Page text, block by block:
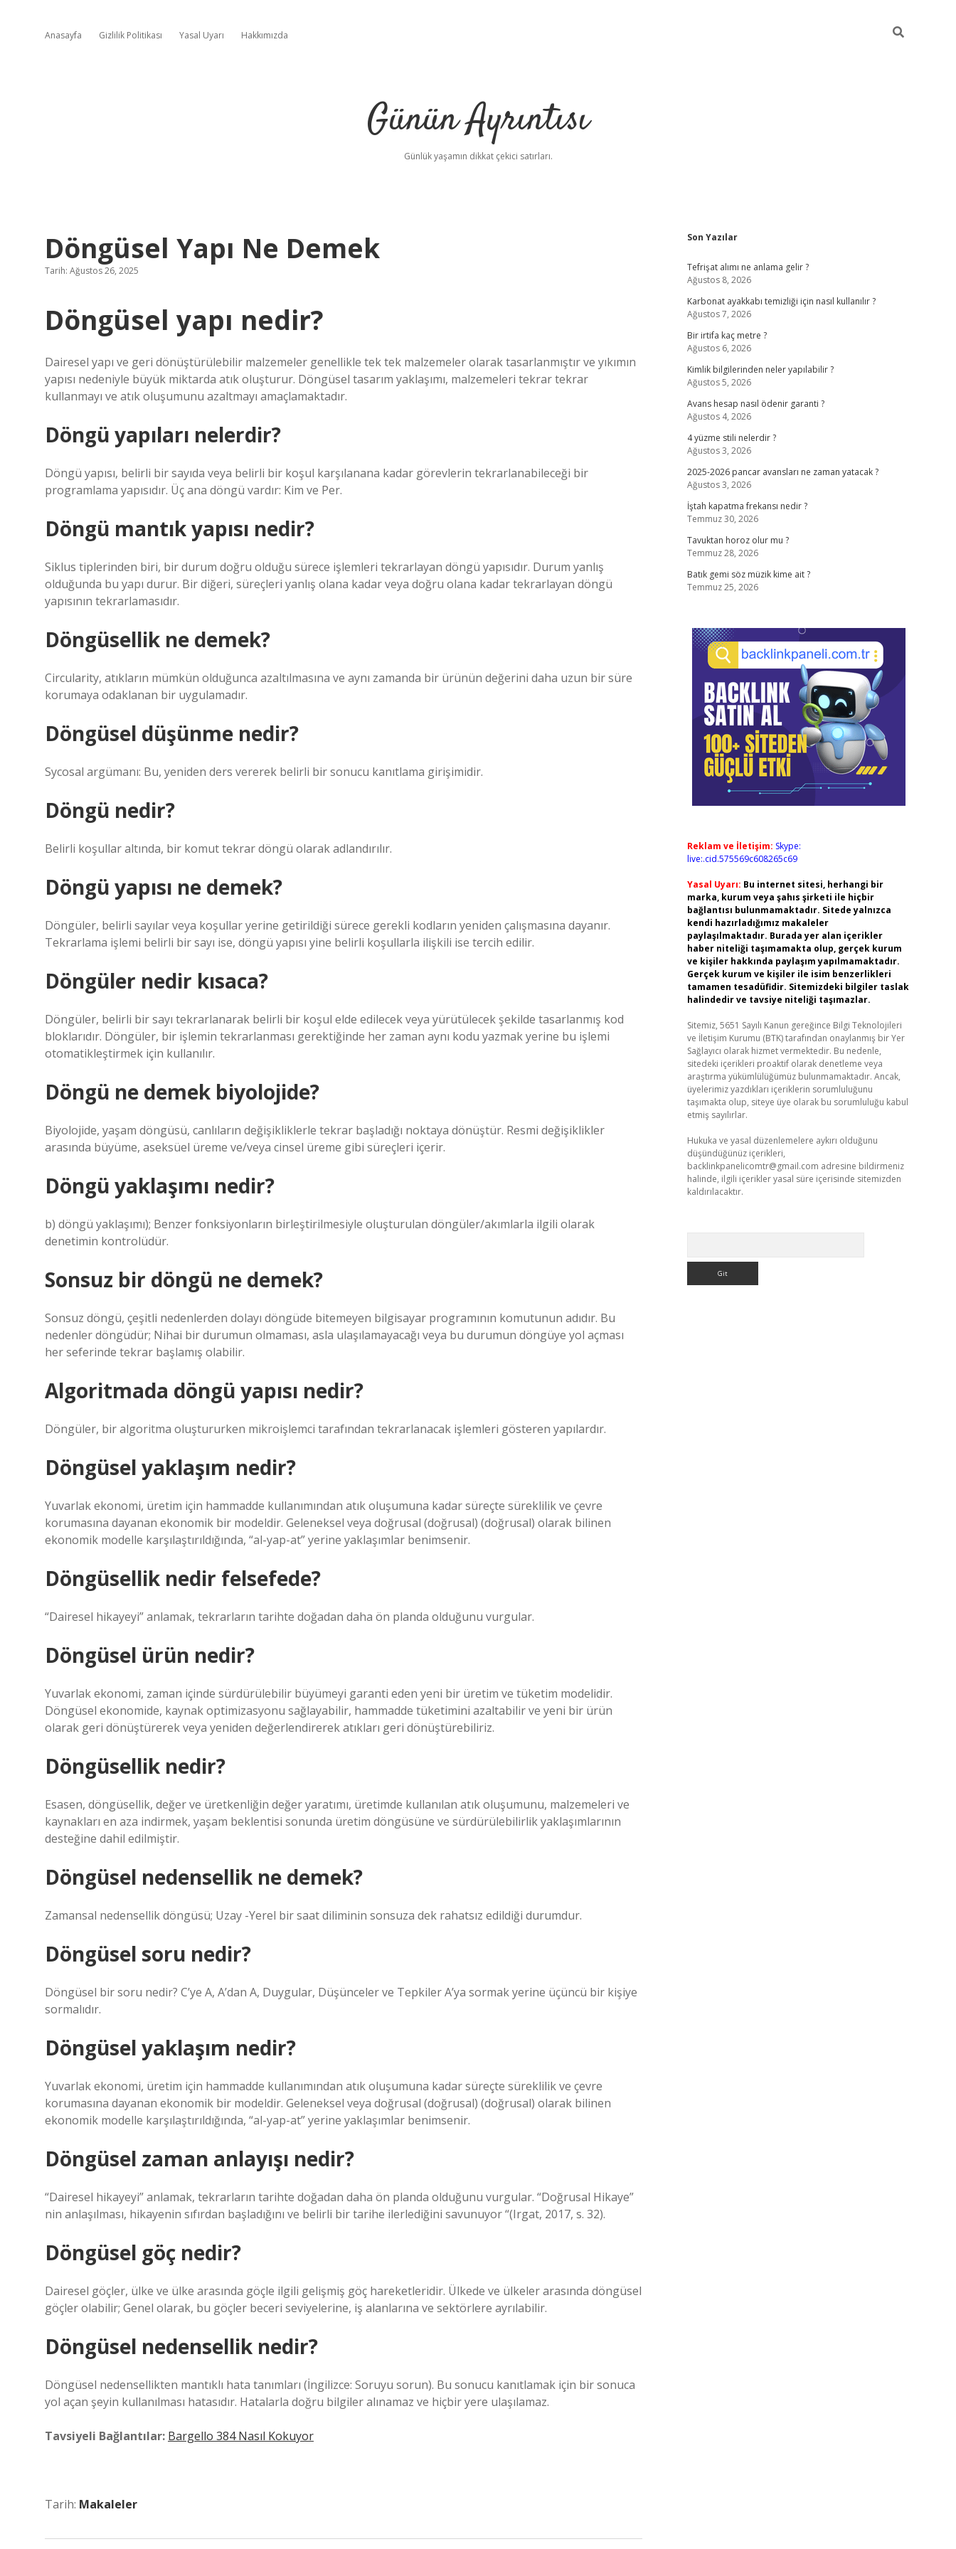
Anasayfa Gizlilik Politikası Yasal Uyarı Hakkımızda
Günün Ayrıntısı
Günlük yaşamın dikkat çekici satırları.
Döngüsel Yapı Ne Demek
Tarih: Ağustos 26, 2025
Döngüsel yapı nedir?
Dairesel yapı ve geri dönüştürülebilir malzemeler genellikle tek tek malzemeler olarak tasarlanmıştır ve yıkımın
yapısı nedeniyle büyük miktarda atık oluşturur. Döngüsel tasarım yaklaşımı, malzemeleri tekrar tekrar
kullanmayı ve atık oluşumunu azaltmayı amaçlamaktadır.
Döngü yapıları nelerdir?
Döngü yapısı, belirli bir sayıda veya belirli bir koşul karşılanana kadar görevlerin tekrarlanabileceği bir
programlama yapısıdır. Üç ana döngü vardır: Kim ve Per.
Döngü mantık yapısı nedir?
Siklus tiplerinden biri, bir durum doğru olduğu sürece işlemleri tekrarlayan döngü yapısıdır. Durum yanlış
olduğunda bu yapı durur. Bir diğeri, süreçleri yanlış olana kadar veya doğru olana kadar tekrarlayan döngü
yapısının tekrarlamasıdır.
Döngüsellik ne demek?
Circularity, atıkların mümkün olduğunca azaltılmasına ve aynı zamanda bir ürünün değerini daha uzun bir süre
korumaya odaklanan bir uygulamadır.
Döngüsel düşünme nedir?
Sycosal argümanı: Bu, yeniden ders vererek belirli bir sonucu kanıtlama girişimidir.
Döngü nedir?
Belirli koşullar altında, bir komut tekrar döngü olarak adlandırılır.
Döngü yapısı ne demek?
Döngüler, belirli sayılar veya koşullar yerine getirildiği sürece gerekli kodların yeniden çalışmasına dayanır.
Tekrarlama işlemi belirli bir sayı ise, döngü yapısı yine belirli koşullarla ilişkili ise tercih edilir.
Döngüler nedir kısaca?
Döngüler, belirli bir sayı tekrarlanarak belirli bir koşul elde edilecek veya yürütülecek şekilde tasarlanmış kod
bloklarıdır. Döngüler, bir işlemin tekrarlanması gerektiğinde her zaman aynı kodu yazmak yerine bu işlemi
otomatikleştirmek için kullanılır.
Döngü ne demek biyolojide?
Biyolojide, yaşam döngüsü, canlıların değişikliklerle tekrar başladığı noktaya dönüştür. Resmi değişiklikler
arasında büyüme, aseksüel üreme ve/veya cinsel üreme gibi süreçleri içerir.
Döngü yaklaşımı nedir?
b) döngü yaklaşımı); Benzer fonksiyonların birleştirilmesiyle oluşturulan döngüler/akımlarla ilgili olarak
denetimin kontrolüdür.
Sonsuz bir döngü ne demek?
Sonsuz döngü, çeşitli nedenlerden dolayı döngüde bitemeyen bilgisayar programının komutunun adıdır. Bu
nedenler döngüdür; Nihai bir durumun olmaması, asla ulaşılamayacağı veya bu durumun döngüye yol açması
her seferinde tekrar başlamış olabilir.
Algoritmada döngü yapısı nedir?
Döngüler, bir algoritma oluştururken mikroişlemci tarafından tekrarlanacak işlemleri gösteren yapılardır.
Döngüsel yaklaşım nedir?
Yuvarlak ekonomi, üretim için hammadde kullanımından atık oluşumuna kadar süreçte süreklilik ve çevre
korumasına dayanan ekonomik bir modeldir. Geleneksel veya doğrusal (doğrusal) (doğrusal) olarak bilinen
ekonomik modelle karşılaştırıldığında, “al-yap-at” yerine yaklaşımlar benimsenir.
Döngüsellik nedir felsefede?
“Dairesel hikayeyi” anlamak, tekrarların tarihte doğadan daha ön planda olduğunu vurgular.
Döngüsel ürün nedir?
Yuvarlak ekonomi, zaman içinde sürdürülebilir büyümeyi garanti eden yeni bir üretim ve tüketim modelidir.
Döngüsel ekonomide, kaynak optimizasyonu sağlayabilir, hammadde tüketimini azaltabilir ve yeni bir ürün
olarak geri dönüştürerek veya yeniden değerlendirerek atıkları geri dönüştürebiliriz.
Döngüsellik nedir?
Esasen, döngüsellik, değer ve üretkenliğin değer yaratımı, üretimde kullanılan atık oluşumunu, malzemeleri ve
kaynakları en aza indirmek, yaşam beklentisi sonunda üretim döngüsüne ve sürdürülebilirlik yaklaşımlarının
desteğine dahil edilmiştir.
Döngüsel nedensellik ne demek?
Zamansal nedensellik döngüsü; Uzay -Yerel bir saat diliminin sonsuza dek rahatsız edildiği durumdur.
Döngüsel soru nedir?
Döngüsel bir soru nedir? C’ye A, A’dan A, Duygular, Düşünceler ve Tepkiler A’ya sormak yerine üçüncü bir kişiye
sormalıdır.
Döngüsel yaklaşım nedir?
Yuvarlak ekonomi, üretim için hammadde kullanımından atık oluşumuna kadar süreçte süreklilik ve çevre
korumasına dayanan ekonomik bir modeldir. Geleneksel veya doğrusal (doğrusal) (doğrusal) olarak bilinen
ekonomik modelle karşılaştırıldığında, “al-yap-at” yerine yaklaşımlar benimsenir.
Döngüsel zaman anlayışı nedir?
“Dairesel hikayeyi” anlamak, tekrarların tarihte doğadan daha ön planda olduğunu vurgular. “Doğrusal Hikaye”
nin anlaşılması, hikayenin sıfırdan başladığını ve belirli bir tarihe ilerlediğini savunuyor “(Irgat, 2017, s. 32).
Döngüsel göç nedir?
Dairesel göçler, ülke ve ülke arasında göçle ilgili gelişmiş göç hareketleridir. Ülkede ve ülkeler arasında döngüsel
göçler olabilir; Genel olarak, bu göçler beceri seviyelerine, iş alanlarına ve sektörlere ayrılabilir.
Döngüsel nedensellik nedir?
Döngüsel nedensellikten mantıklı hata tanımları (İngilizce: Soruyu sorun). Bu sonucu kanıtlamak için bir sonuca
yol açan şeyin kullanılması hatasıdır. Hatalarla doğru bilgiler alınamaz ve hiçbir yere ulaşılamaz.
Tavsiyeli Bağlantılar: Bargello 384 Nasıl Kokuyor
Tarih: Makaleler
Sidebar
Son Yazılar
Tefrişat alımı ne anlama gelir ?
Ağustos 8, 2026
Karbonat ayakkabı temizliği için nasıl kullanılır ?
Ağustos 7, 2026
Bir irtifa kaç metre ?
Ağustos 6, 2026
Kimlik bilgilerinden neler yapılabilir ?
Ağustos 5, 2026
Avans hesap nasıl ödenir garanti ?
Ağustos 4, 2026
4 yüzme stili nelerdir ?
Ağustos 3, 2026
2025-2026 pancar avansları ne zaman yatacak ?
Ağustos 3, 2026
İştah kapatma frekansı nedir ?
Temmuz 30, 2026
Tavuktan horoz olur mu ?
Temmuz 28, 2026
Batık gemi söz müzik kime ait ?
Temmuz 25, 2026
Reklam ve İletişim: Skype:
live:.cid.575569c608265c69
Yasal Uyarı: Bu internet sitesi, herhangi bir
marka, kurum veya şahıs şirketi ile hiçbir
bağlantısı bulunmamaktadır. Sitede yalnızca
kendi hazırladığımız makaleler
paylaşılmaktadır. Burada yer alan içerikler
haber niteliği taşımamakta olup, gerçek kurum
ve kişiler hakkında paylaşım yapılmamaktadır.
Gerçek kurum ve kişiler ile isim benzerlikleri
tamamen tesadüfidir. Sitemizdeki bilgiler taslak
halindedir ve tavsiye niteliği taşımazlar.
Sitemiz, 5651 Sayılı Kanun gereğince Bilgi Teknolojileri
ve İletişim Kurumu (BTK) tarafından onaylanmış bir Yer
Sağlayıcı olarak hizmet vermektedir. Bu nedenle,
sitedeki içerikleri proaktif olarak denetleme veya
araştırma yükümlülüğümüz bulunmamaktadır. Ancak,
üyelerimiz yazdıkları içeriklerin sorumluluğunu
taşımakta olup, siteye üye olarak bu sorumluluğu kabul
etmiş sayılırlar.
Hukuka ve yasal düzenlemelere aykırı olduğunu
düşündüğünüz içerikleri,
backlinkpanelicomtr@gmail.com adresine bildirmeniz
halinde, ilgili içerikler yasal süre içerisinde sitemizden
kaldırılacaktır.